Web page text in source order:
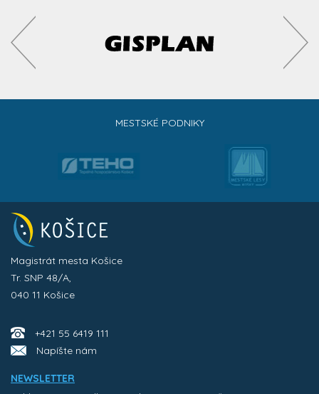
MESTSKÉ PODNIKY
Magistrát mesta Košice
Tr. SNP 48/A,
040 11 Košice
+421 55 6419 111
Napíšte nám
NEWSLETTER